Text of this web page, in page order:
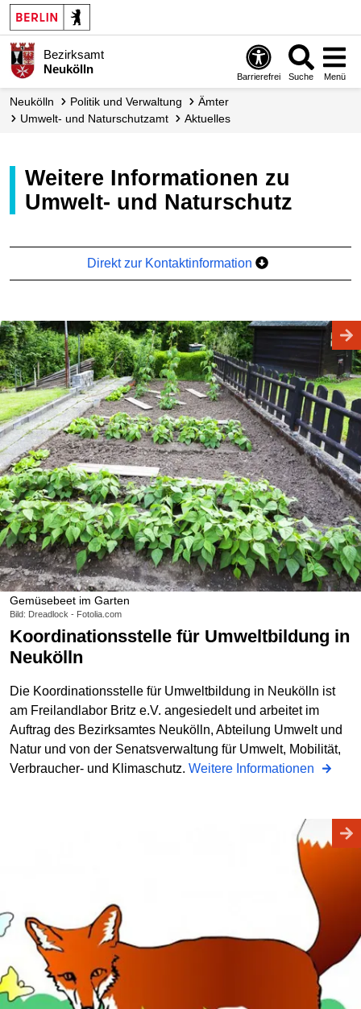
Bezirksamt
Neukölln
Barrierefrei Suche Menü
Neukölln Politik und Verwaltung
Ämter
Umwelt- und Naturschutzamt
Aktuelles
Weitere Informationen zu
Umwelt- und Naturschutz
Direkt zur Kontaktinformation
Gemüsebeet im Garten
Bild: Dreadlock - Fotolia.com
Koordinationsstelle für Umweltbildung in
Neukölln
Die Koordinationsstelle für Umweltbildung in Neukölln ist
am Freilandlabor Britz e.V. angesiedelt und arbeitet im
Auftrag des Bezirksamtes Neukölln, Abteilung Umwelt und
Natur und von der Senatsverwaltung für Umwelt, Mobilität,
Verbraucher- und Klimaschutz. Weitere Informationen